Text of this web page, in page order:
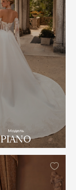
Модель
PIANO